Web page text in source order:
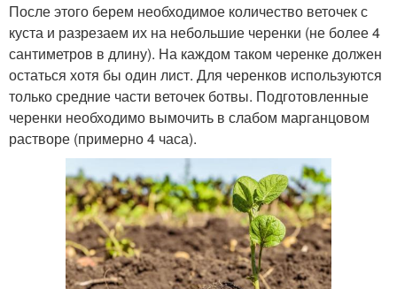
После этого берем необходимое количество веточек с
куста и разрезаем их на небольшие черенки (не более 4
сантиметров в длину). На каждом таком черенке должен
остаться хотя бы один лист. Для черенков используются
только средние части веточек ботвы. Подготовленные
черенки необходимо вымочить в слабом марганцовом
растворе (примерно 4 часа).